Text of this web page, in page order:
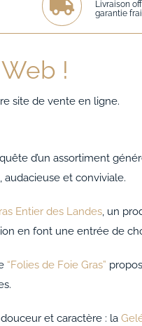
Livraison
garantie
!
site de vente en ligne.
quête d’un assortiment
et conviviale.
Entier des Landes, un
en font une entrée de
“Folies de Foie Gras”
et caractère : la